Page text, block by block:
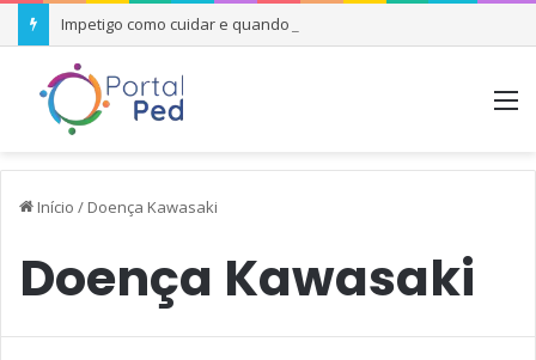
Impetigo como cuidar e quando se preocupar
Início / Doença Kawasaki
Doença Kawasaki